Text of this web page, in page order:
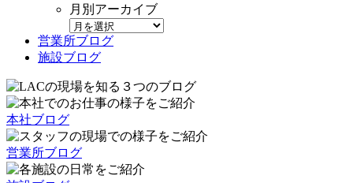
月別アーカイブ
営業所ブログ
施設ブログ
本社ブログ
営業所ブログ